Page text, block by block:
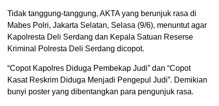
Tidak tanggung-tanggung, AKTA yang berunjuk rasa di
Mabes Polri, Jakarta Selatan, Selasa (9/6), menuntut agar
Kapolresta Deli Serdang dan Kepala Satuan Reserse
Kriminal Polresta Deli Serdang dicopot.
“Copot Kapolres Diduga Pembekap Judi” dan “Copot
Kasat Reskrim Diduga Menjadi Pengepul Judi”. Demikian
bunyi poster yang dibentangkan para pengunjuk rasa.